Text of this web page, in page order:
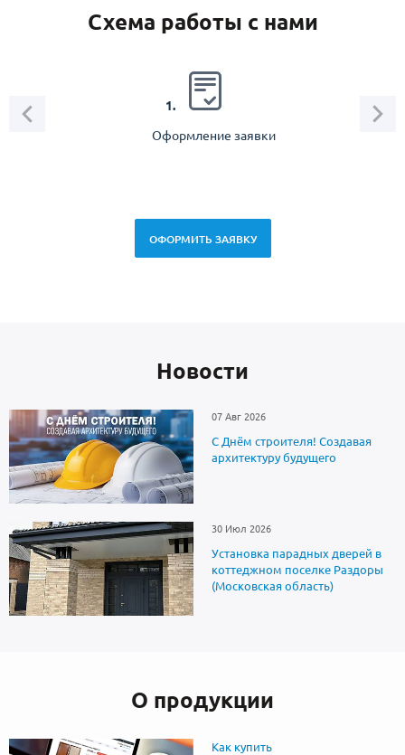
Схема работы с нами
1.
Оформление заявки
ОФОРМИТЬ ЗАЯВКУ
Новоcти
07 Авг 2026
С Днём строителя! Создавая
архитектуру будущего
30 Июл 2026
Установка парадных дверей в
коттеджном поселке Раздоры
(Московская область)
О продукции
Как купить